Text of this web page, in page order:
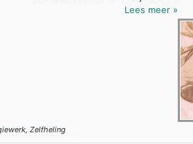
Lees meer »
Zelfheling